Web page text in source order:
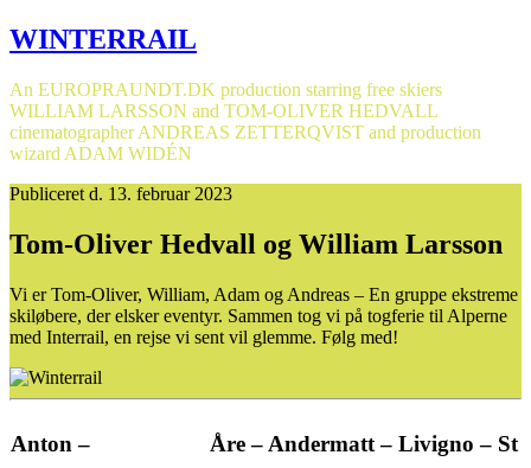
WINTERRAIL
An EUROPRAUNDT.DK production starring free skiers
WILLIAM LARSSON and TOM-OLIVER HEDVALL
cinematographer ANDREAS ZETTERQVIST and production
wizard ADAM WIDÉN
Publiceret d. 13. februar 2023
Tom-Oliver Hedvall og William Larsson
Vi er Tom-Oliver, William, Adam og Andreas – En gruppe ekstreme
skiløbere, der elsker eventyr. Sammen tog vi på togferie til Alperne
med Interrail, en rejse vi sent vil glemme. Følg med!
–
Åre – Andermatt – Livigno – St